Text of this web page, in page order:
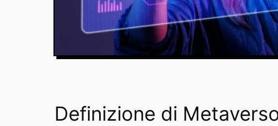
Definizione di